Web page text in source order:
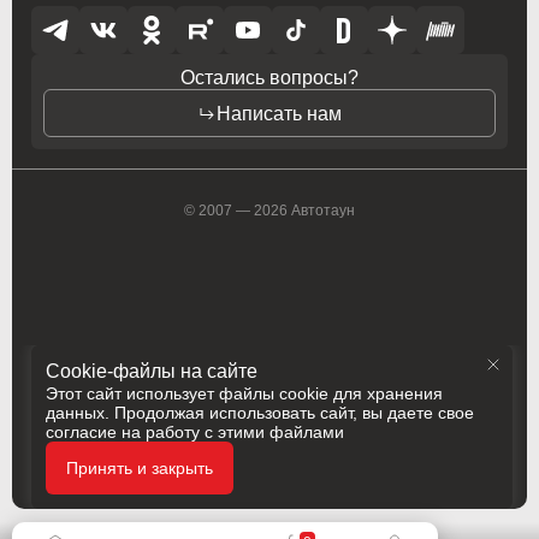
Cookie-файлы на сайте
Этот сайт использует файлы cookie для хранения
данных. Продолжая использовать сайт, вы даете свое
согласие на работу с этими файлами
Принять и закрыть
Остались вопросы?
Написать нам
© 2007 — 2026 Автотаун
Политика конфиденциальности
Разработка
Citroen PSA
Dacia
Dodge
Ford
GMC
Holden
Honda
Citroen PSA
Dacia
Dodge
Ford
GMC
Holden
Honda